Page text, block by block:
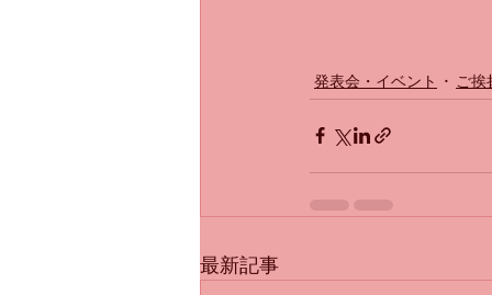
発表会・イベント ご挨
最新記事